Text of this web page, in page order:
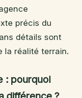
précis du
détails sont
la réalité terrain.
: pourquoi